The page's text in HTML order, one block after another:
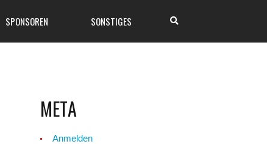
SPONSOREN SONSTIGES
META
Anmelden